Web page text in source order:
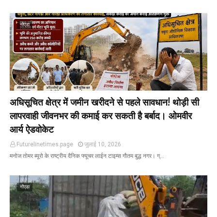
नोएडा
अधिसूचित क्षेत्र में जमीन खरीदने से पहले सावधान! थोड़ी सी
लापरवाही जीवनभर की कमाई कर सकती है बर्बाद। ओमवीर
आर्य ऐडवोकेट
Futurelinetimes.page
जुलाई 10, 2026
मनोज तोमर ब्यूरो के राष्ट्रीय दैनिक फ्यूचर लाईन टाइम्स गौतम बुद्ध नगर। ग्…
नौएडा